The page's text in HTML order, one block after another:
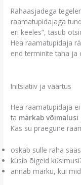
Rahaasjadega
raamatupidajaga
eri keeles“, tasub
Hea raamatupidaja
end terminite taha ja
Initsiatiiv ja väärtus
Hea raamatupidaja
ta märkab võimalusi
Kas su praegune
oskab sulle raha
küsib õigeid
annab märku, kui